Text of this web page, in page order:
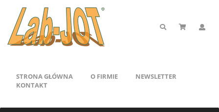
STRONA GŁÓWNA O FIRMIE
NEWSLETTER
KONTAKT